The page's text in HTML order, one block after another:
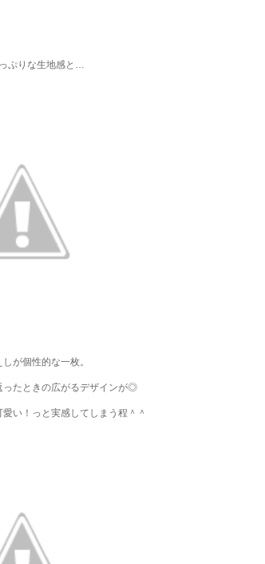
ぷりな生地感と…
が個性的な一枚。
ったときの広がるデザインが◎
い！っと実感してしまう程＾＾